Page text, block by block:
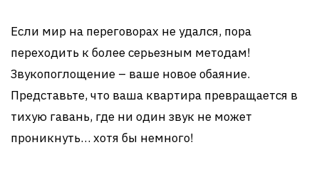
Если мир на переговорах не удался, пора
переходить к более серьезным методам!
Звукопоглощение – ваше новое обаяние.
Представьте, что ваша квартира превращается в
тихую гавань, где ни один звук не может
проникнуть… хотя бы немного!